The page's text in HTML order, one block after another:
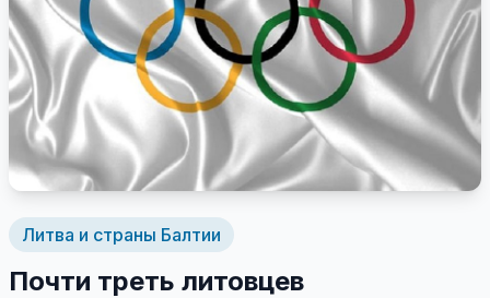
Литва и страны Балтии
Почти треть литовцев